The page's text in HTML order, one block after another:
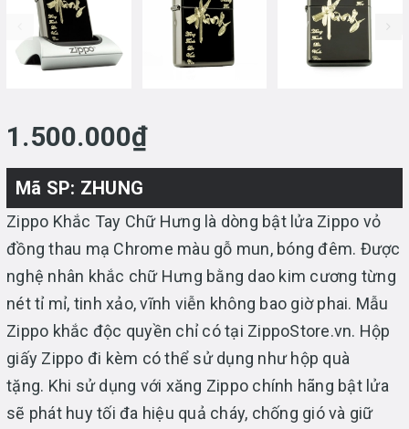
prev
1.500.000₫
Mã SP: ZHUNG
Zippo Khắc Tay Chữ Hưng là dòng bật lửa Zippo vỏ
đồng thau mạ Chrome màu gỗ mun, bóng đêm. Được
nghệ nhân khắc chữ Hưng bằng dao kim cương từng
nét tỉ mỉ, tinh xảo, vĩnh viễn không bao giờ phai. Mẫu
Zippo khắc độc quyền chỉ có tại ZippoStore.vn. Hộp
giấy Zippo đi kèm có thể sử dụng như hộp quà
tặng. Khi sử dụng với xăng Zippo chính hãng bật lửa
sẽ phát huy tối đa hiệu quả cháy, chống gió và giữ